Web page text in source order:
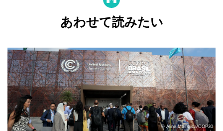
あわせて読みたい
© Aline Massuca/COP30